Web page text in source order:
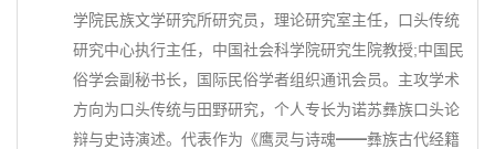
学院民族文学研究所研究员，理论研究室主任，口头传统
研究中心执行主任，中国社会科学院研究生院教授;中国民
俗学会副秘书长，国际民俗学者组织通讯会员。主攻学术
方向为口头传统与田野研究，个人专长为诺苏彝族口头论
辩与史诗演述。代表作为《鹰灵与诗魂━━彝族古代经籍